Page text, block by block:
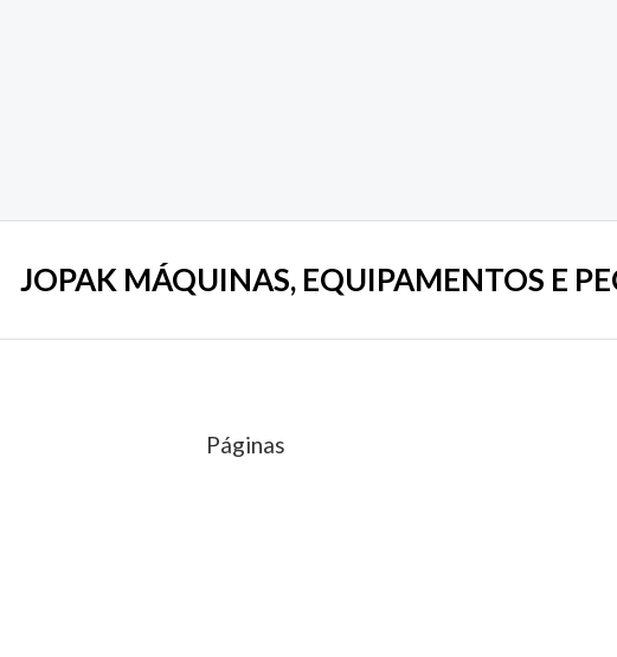
JOPAK MÁQUINAS, EQUIPAMENTOS E
Páginas